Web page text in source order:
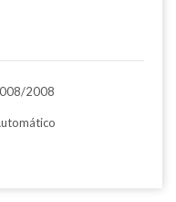
2008